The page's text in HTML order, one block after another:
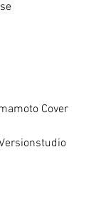
Cover